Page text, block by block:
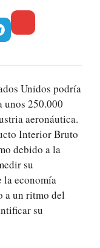
Unidos podría
unos 250.000
aeronáutica.
Interior Bruto
debido a la
su
la economía
a un ritmo del
su